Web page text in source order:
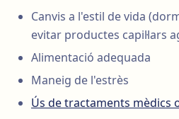
Canvis a l'estil de vida
evitar productes capil·lars
Alimentació adequada
Maneig de l'estrès
Ús de tractaments mèdics